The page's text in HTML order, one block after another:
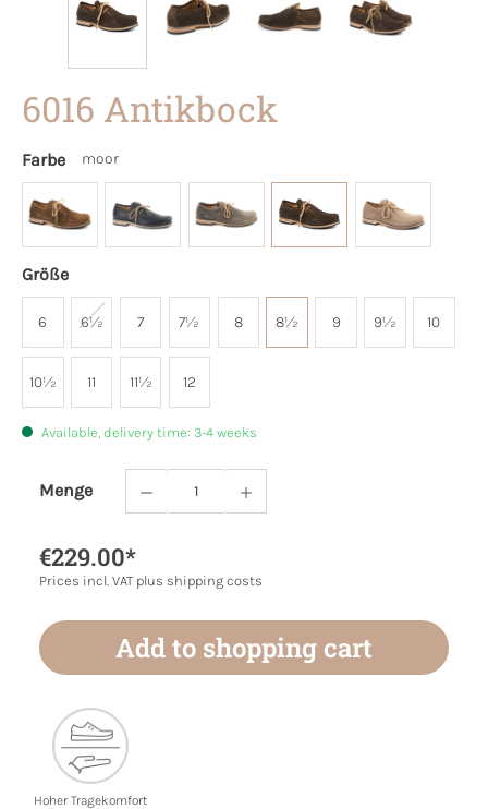
6016 Antikbock
Farbe moor
Größe
6 6½ 7 7½ 8 8½ 9 9½ 10
10½ 11 11½ 12
Available, delivery time: 3-4 weeks
Menge
Product Quantity: Enter the desired
€229.00*
Prices incl. VAT plus shipping costs
Add to shopping cart
Hoher Tragekomfort